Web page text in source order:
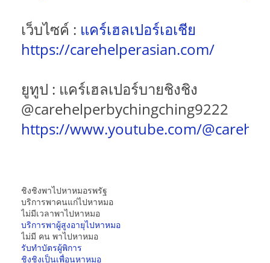
เว็บไซค์ : แคร์เฮลเปอร์เอเชีย
https://carehelperasian.com/
ยูทูป : แคร์เฮลเปอร์บายชิงชิง
@carehelperbychingching9222
https://www.youtube.com/
ชิงชิงพาไปหาหมอรพรัฐ
บริการพาคนแก่ไปหาหมอ
ไม่มีเวลาพาไปหาหมอ
บริการพาผู้สูงอายุไปหาหมอ
ไม่มี คน พาไปหาหมอ
รับทำบัตรผู้พิการ
ชิงชิงเป็นเพื่อนหาหมอ